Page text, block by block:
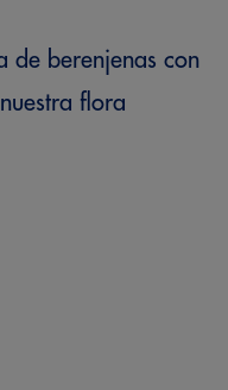
de berenjenas con
flora